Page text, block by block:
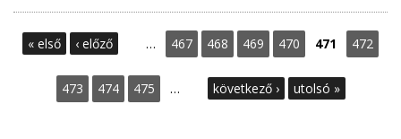
P « első ‹ előző … 467 468 469 470 471 472
473 474 475 … következő › utolsó »